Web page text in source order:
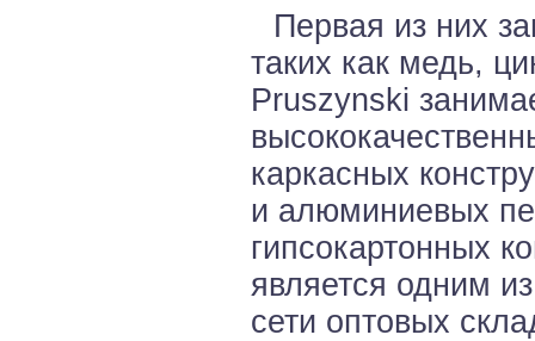
Первая из них
таких как медь,
Pruszynski
каркасных
и алюминиевых
гипсокартонных
является одним
сети оптовых